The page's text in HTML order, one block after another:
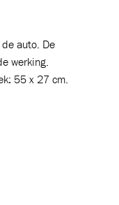
auto. De
werking.
55 x 27 cm.